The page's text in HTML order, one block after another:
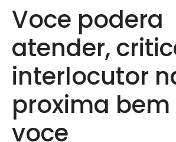
Voce podera
atender,
interlocutor
proxima bem
voce